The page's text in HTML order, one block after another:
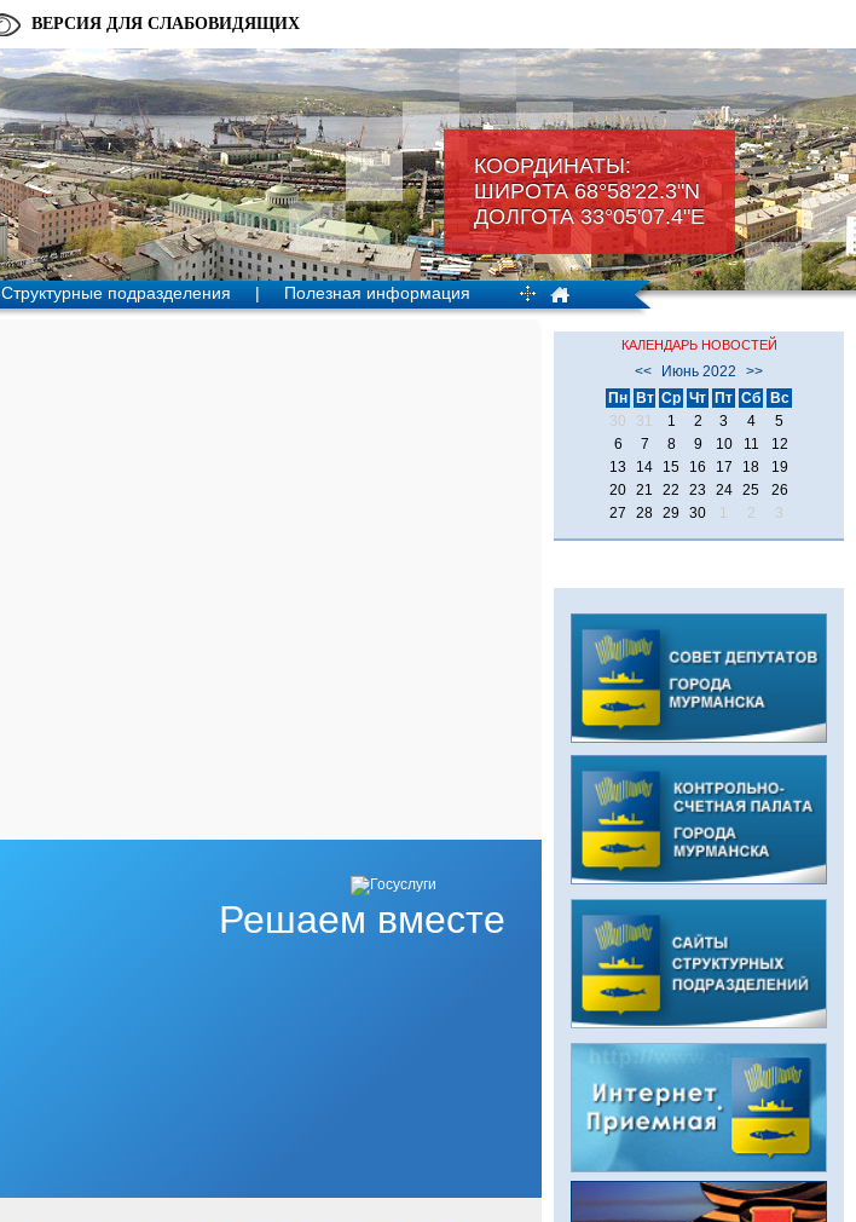
КООРДИНАТЫ:
ШИРОТА 68°58'22.3"N
ДОЛГОТА 33°05'07.4"Е
ВЕРСИЯ ДЛЯ СЛАБОВИДЯЩИХ
Структурные подразделения | Полезная информация
Решаем вместе
КАЛЕНДАРЬ НОВОСТЕЙ
<< Июнь 2022
>>
Пн
Вт Ср Чт Пт Сб
Вс
30
31 1 2 3 4
5
6
7 8 9 10 11
12
13
14 15 16 17 18
19
20 21 22 23 24 25
26
27
28 29 30 1 2 3